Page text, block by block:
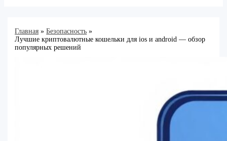
Главная
Безопасность
Лучшие криптовалютные кошельки для ios и android — обзор
популярных решений